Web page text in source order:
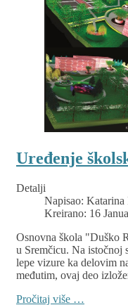
Uređenje
Detalji
Napisao: Katarina
Kreirano: 16
Osnovna škola "Duško
u Sremčicu. Na istočnoj
lepe vizure ka delovim
međutim, ovaj deo
Pročitaj više …